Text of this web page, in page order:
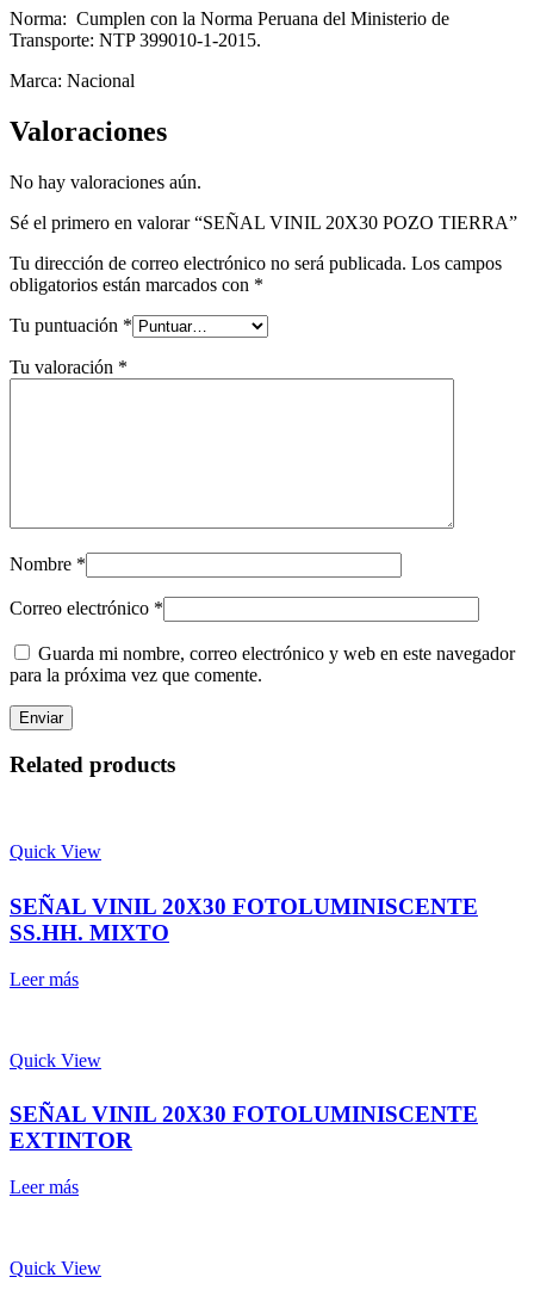
Norma: Cumplen con la Norma Peruana del Ministerio de
Transporte: NTP 399010-1-2015.
Marca: Nacional
Valoraciones
No hay valoraciones aún.
Sé el primero en valorar “SEÑAL VINIL 20X30 POZO TIERRA”
Tu dirección de correo electrónico no será publicada. Los campos
obligatorios están marcados con *
Tu puntuación *
Tu valoración *
Nombre *
Correo electrónico *
Guarda mi nombre, correo electrónico y web en este navegador
para la próxima vez que comente.
Related products
Quick View
SEÑAL VINIL 20X30 FOTOLUMINISCENTE
SS.HH. MIXTO
Leer más
Quick View
SEÑAL VINIL 20X30 FOTOLUMINISCENTE
EXTINTOR
Leer más
Quick View